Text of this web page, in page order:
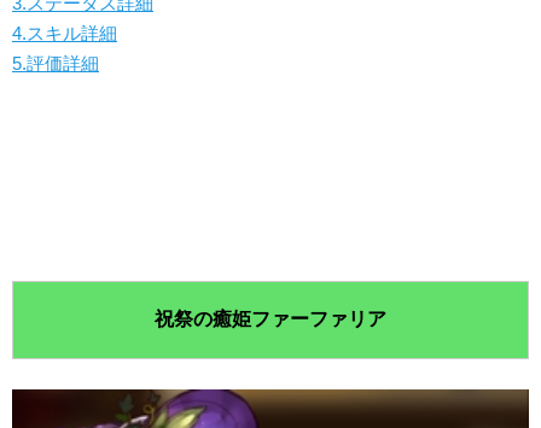
4.スキル詳細
5.評価詳細
祝祭の癒姫ファーファリア